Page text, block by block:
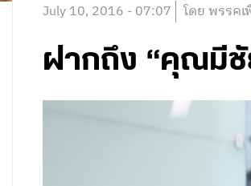
July 10, 2016 - 07:07 โดย พรรคเ
ฝากถึง “คุณมีชั